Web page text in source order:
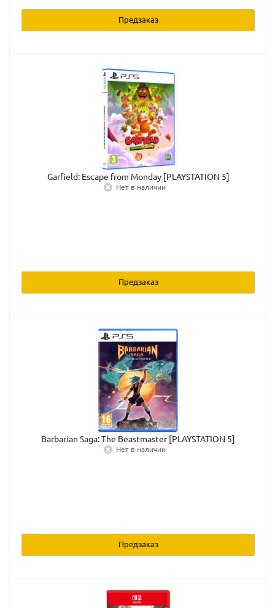
Предзаказ
Garfield: Escape from Monday [PLAYSTATION 5]
Нет в наличии
Предзаказ
Barbarian Saga: The Beastmaster [PLAYSTATION 5]
Нет в наличии
Предзаказ